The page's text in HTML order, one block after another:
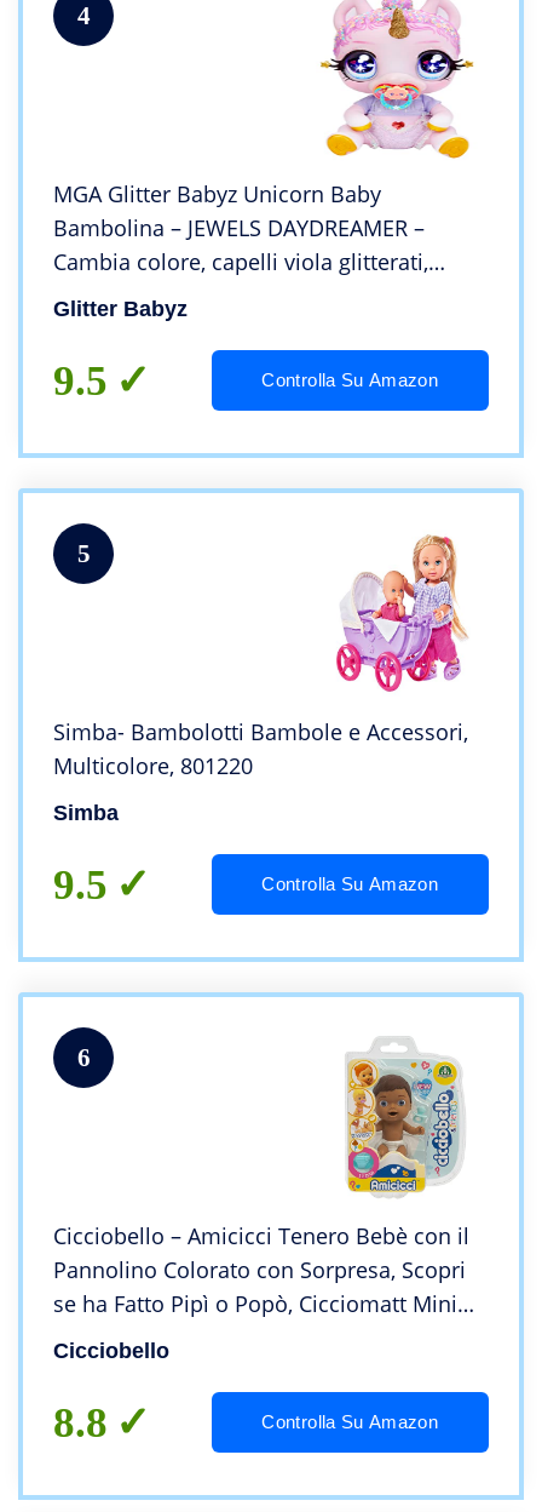
4
MGA Glitter Babyz Unicorn Baby
Bambolina – JEWELS DAYDREAMER –
Cambia colore, capelli viola glitterati,
maglietta «Magic», pannolino, flacone di
shampoo e ciuccio – Età: 3+ anni
Glitter Babyz
9.5 Controlla Su Amazon
5
Simba- Bambolotti Bambole e Accessori,
Multicolore, 801220
Simba
9.5 Controlla Su Amazon
6
Cicciobello – Amicicci Tenero Bebè con il
Pannolino Colorato con Sorpresa, Scopri
se ha Fatto Pipì o Popò, Cicciomatt Mini
Personaggio con Accessori, per Bambine
Cicciobello
8.8 Controlla Su Amazon